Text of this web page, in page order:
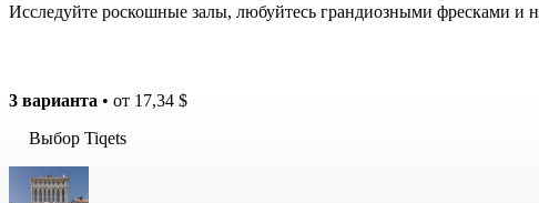
Исследуйте роскошные залы, любуйтесь грандиозными фресками и
3 варианта • от 17,34 $
Выбор Tiqets